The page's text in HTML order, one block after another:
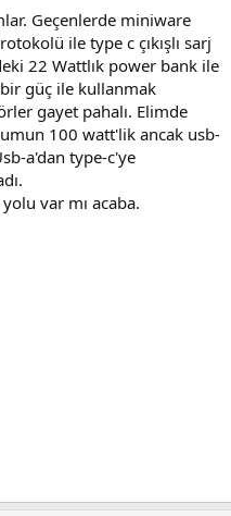
Geçenlerde miniware
ile type c çıkışlı sarj
22 Wattlık power bank ile
bir güç ile kullanmak
gayet pahalı. Elimde
100 watt'lik ancak usb-
a'dan type-c'ye
var mı acaba.